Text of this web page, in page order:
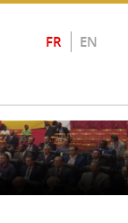
FR EN